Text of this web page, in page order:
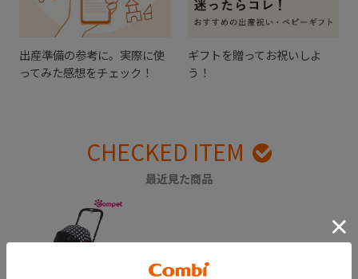
出産準備の参考に。実際に使
ってみた感想をチェック！
ギフトを贈ってお祝いしよ
う！
CHECKED ITEM
最近見た商品